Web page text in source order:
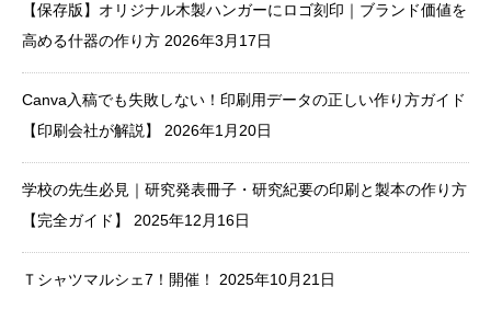
【保存版】オリジナル木製ハンガーにロゴ刻印｜ブランド価値を
高める什器の作り方 2026年3月17日
Canva入稿でも失敗しない！印刷用データの正しい作り方ガイド
【印刷会社が解説】
2026年1月20日
学校の先生必見｜研究発表冊子・研究紀要の印刷と製本の作り方
【完全ガイド】
2025年12月16日
Ｔシャツマルシェ7！開催！ 2025年10月21日